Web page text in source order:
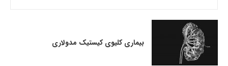
بیماری کلیوی کیستیک مدولاری